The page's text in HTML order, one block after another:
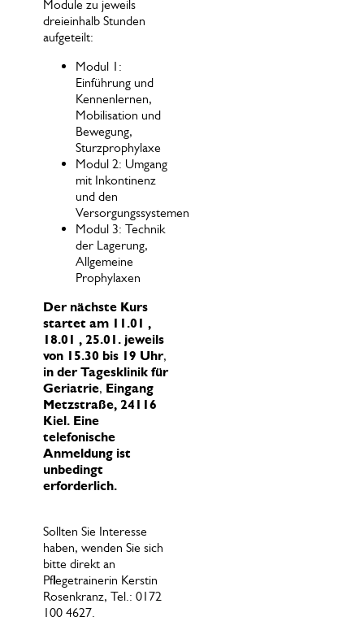
Module zu jeweils
dreieinhalb Stunden
aufgeteilt:
Modul 1:
Einführung und
Kennenlernen,
Mobilisation und
Bewegung,
Sturzprophylaxe
Modul 2: Umgang
mit Inkontinenz
und den
Versorgungssystemen
Modul 3: Technik
der Lagerung,
Allgemeine
Prophylaxen
Der nächste Kurs
startet am 11.01 ,
18.01 , 25.01. jeweils
von 15.30 bis 19 Uhr,
in der Tagesklinik für
Geriatrie, Eingang
Metzstraße, 24116
Kiel. Eine
telefonische
Anmeldung ist
unbedingt
erforderlich.
Sollten Sie Interesse
haben, wenden Sie sich
bitte direkt an
Pflegetrainerin Kerstin
Rosenkranz, Tel.: 0172
100 4627.